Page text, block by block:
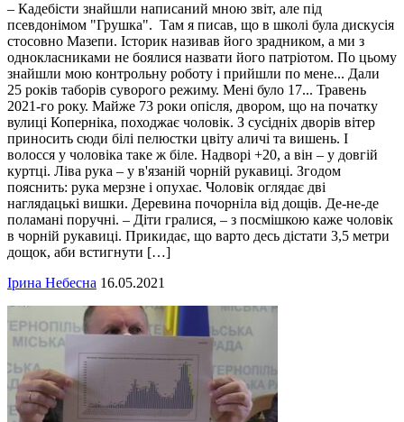
– Кадебісти знайшли написаний мною звіт, але під
псевдонімом "Грушка". Там я писав, що в школі була дискусія
стосовно Мазепи. Історик називав його зрадником, а ми з
однокласниками не боялися назвати його патріотом. По цьому
знайшли мою контрольну роботу і прийшли по мене... Дали
25 років таборів суворого режиму. Мені було 17... Травень
2021-го року. Майже 73 роки опісля, двором, що на початку
вулиці Коперніка, походжає чоловік. З сусідніх дворів вітер
приносить сюди білі пелюстки цвіту аличі та вишень. І
волосся у чоловіка таке ж біле. Надворі +20, а він – у довгій
куртці. Ліва рука – у в'язаній чорній рукавиці. Згодом
пояснить: рука мерзне і опухає. Чоловік оглядає дві
наглядацькі вишки. Деревина почорніла від дощів. Де-не-де
поламані поручні. – Діти гралися, – з посмішкою каже чоловік
в чорній рукавиці. Прикидає, що варто десь дістати 3,5 метри
дощок, аби встигнути […]
Ірина Небесна 16.05.2021